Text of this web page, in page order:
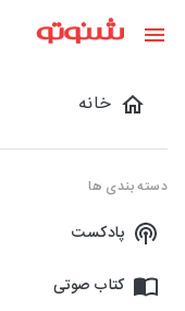
خانه
دسته بندی ها
پادکست
کتاب صوتی